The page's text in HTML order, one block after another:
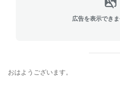
広告を表示でき
おはようございます。